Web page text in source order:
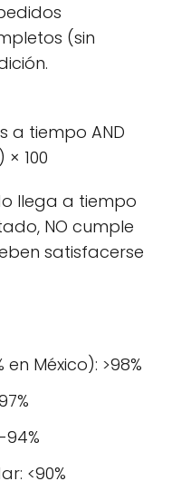
(sin
a tiempo AND
100
llega a tiempo
NO cumple
satisfacerse
México): >98%
<90%